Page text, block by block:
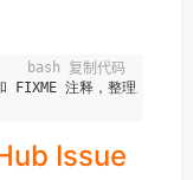
复制代码
Issue